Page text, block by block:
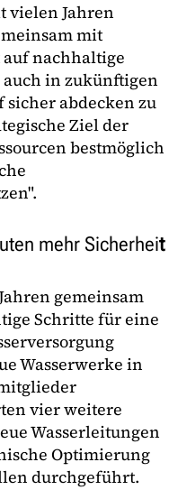
vielen Jahren
mit
nachhaltige
in zukünftigen
sicher abdecken zu
Ziel der
bestmöglich
mehr Sicherheit
gemeinsam
Schritte für eine
Wasserwerke in
vier weitere
Wasserleitungen
Optimierung
durchgeführt.